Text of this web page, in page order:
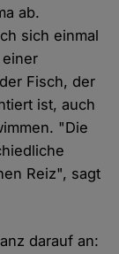
ab.
sich einmal
Fisch, der
ist, auch
"Die
Reiz", sagt
darauf an: